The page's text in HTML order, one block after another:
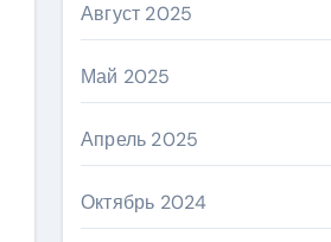
Август 2025
Май 2025
Апрель 2025
Октябрь 2024